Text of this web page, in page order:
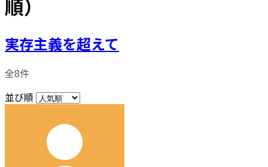
順）
実存主義を超えて
全8件
並び順